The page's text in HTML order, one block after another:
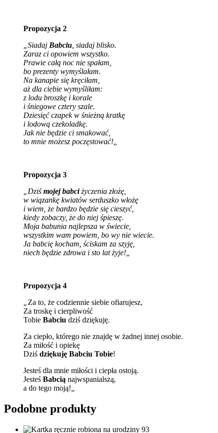
Propozycja 2
„Siadaj Babciu , siadaj blisko.
Zaraz ci opowiem wszystko.
Prawie całą noc nie spałam,
bo prezenty wymyślałam.
Na kanapie się kręciłam,
aż dla ciebie wymyśliłam:
z lodu broszkę i korale
i śniegowe cztery szale.
Dziesięć czapek w śnieżną kratkę
i lodową czekoladkę.
Jak nie będzie ci smakować,
to mnie możesz poczęstować!
Propozycja 3
„Dziśmojej babciżyczenia złożę,
w wiązankę kwiatów serduszko włożę
i wiem, że bardzo będzie się cieszyć,
kiedy zobaczy, że do niej śpieszę.
Moja babunia najlepsza w świecie,
wszystkim wam powiem, bo wy nie wiecie.
Ja babcię kocham, ściskam za szyję,
niech będzie zdrowa i sto lat żyje!
Propozycja 4
Za to, że codziennie siebie ofiarujesz,
Za troskę i cierpliwość
Tobie Babciu dziś dziękuję.
Za ciepło, którego nie znajdę w żadnej innej osobie.
Za miłość i opiekę
Dziś dziękuję Babciu Tobie!
Jesteś dla mnie miłości i ciepła ostoją.
Jesteś Babcią najwspanialszą,
a do tego moją!
Podobne produkty